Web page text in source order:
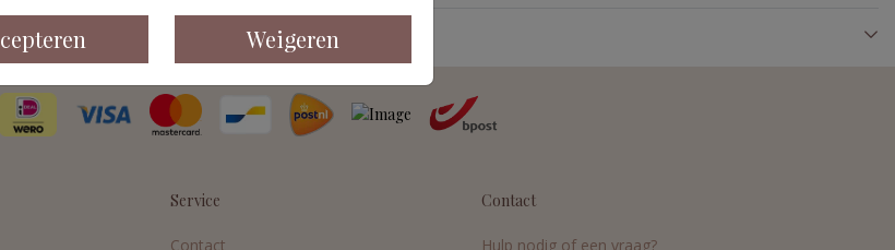
WeigerenPrijzen
Service
Contact
Contact
Hulp nodig of een vraag?